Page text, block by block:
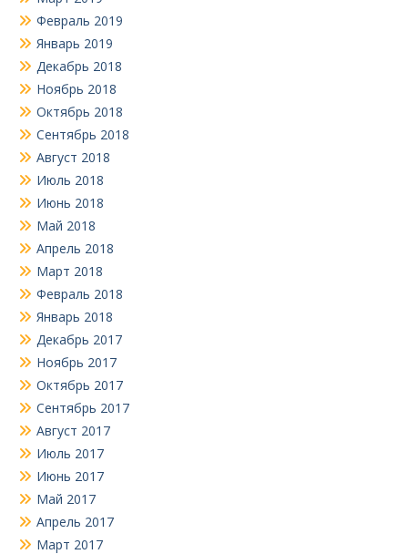
Февраль 2019
Январь 2019
Декабрь 2018
Ноябрь 2018
Октябрь 2018
Сентябрь 2018
Август 2018
Июль 2018
Июнь 2018
Май 2018
Апрель 2018
Март 2018
Февраль 2018
Январь 2018
Декабрь 2017
Ноябрь 2017
Октябрь 2017
Сентябрь 2017
Август 2017
Июль 2017
Июнь 2017
Май 2017
Апрель 2017
Март 2017